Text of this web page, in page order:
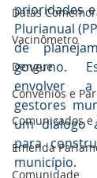
Datas
Vacinômetro
Dengue
Convênios e
Comunicados e
Emenda
Comunidade
prioridades
Plurianual
de
governo.
envolver
gestores
um diálogo
para
município.